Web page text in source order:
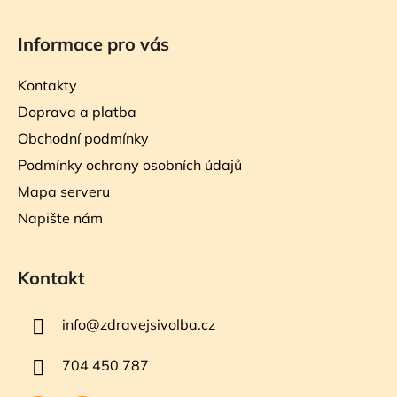
Informace pro vás
Kontakty
Doprava a platba
Obchodní podmínky
Podmínky ochrany osobních údajů
Mapa serveru
Napište nám
Kontakt
info@zdravejsivolba.cz
704 450 787